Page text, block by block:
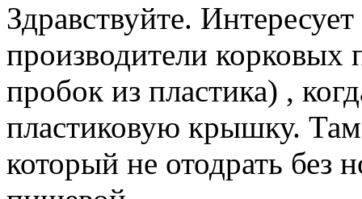
Здравствуйте.
производители корковых
пробок из пластика) ,
пластиковую крышку.
который не отодрать без